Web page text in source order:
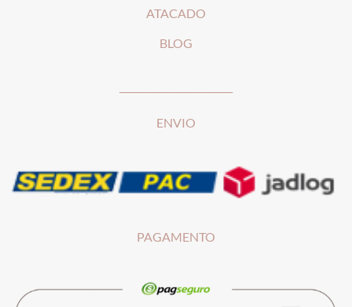
ATACADO
BLOG
ENVIO
PAGAMENTO